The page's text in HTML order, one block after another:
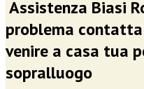
Assistenza Biasi
problema
venire a casa tua
sopralluogo